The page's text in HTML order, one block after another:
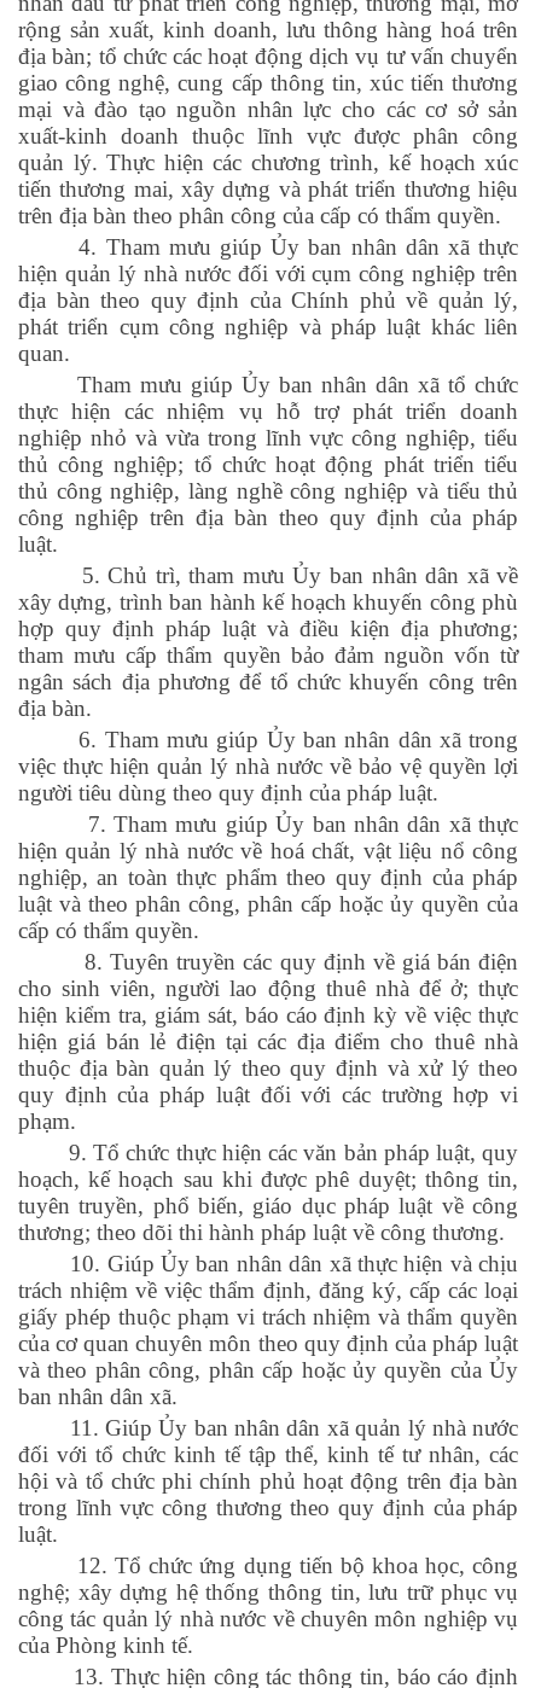
rộng sản xuất, kinh doanh, lưu thông hàng hoá trên
địa bàn; tổ chức các hoạt động dịch vụ tư vấn chuyển
giao công nghệ, cung cấp thông tin, xúc tiến thương
mại và đào tạo nguồn nhân lực cho các cơ sở sản
xuất-kinh doanh thuộc lĩnh vực được phân công
quản lý. Thực hiện các chương trình, kế hoạch xúc
tiến thương mai, xây dựng và phát triển thương hiệu
trên địa bàn theo phân công của cấp có thẩm quyền.
4. Tham mưu giúp Ủy ban nhân dân xã thực
hiện quản lý nhà nước đối với cụm công nghiệp trên
địa bàn theo quy định của Chính phủ về quản lý,
phát triển cụm công nghiệp và pháp luật khác liên
quan.
Tham mưu giúp Ủy ban nhân dân xã tổ chức
thực hiện các nhiệm vụ hỗ trợ phát triển doanh
nghiệp nhỏ và vừa trong lĩnh vực công nghiệp, tiểu
thủ công nghiệp; tổ chức hoạt động phát triển tiểu
thủ công nghiệp, làng nghề công nghiệp và tiểu thủ
công nghiệp trên địa bàn theo quy định của pháp
luật.
5. Chủ trì, tham mưu Ủy ban nhân dân xã về
xây dựng, trình ban hành kế hoạch khuyến công phù
hợp quy định pháp luật và điều kiện địa phương;
tham mưu cấp thẩm quyền bảo đảm nguồn vốn từ
ngân sách địa phương để tổ chức khuyến công trên
địa bàn.
6. Tham mưu giúp Ủy ban nhân dân xã trong
việc thực hiện quản lý nhà nước về bảo vệ quyền lợi
người tiêu dùng theo quy định của pháp luật.
7. Tham mưu giúp Ủy ban nhân dân xã thực
hiện quản lý nhà nước về hoá chất, vật liệu nổ công
nghiệp, an toàn thực phẩm theo quy định của pháp
luật và theo phân công, phân cấp hoặc ủy quyền của
cấp có thẩm quyền.
8. Tuyên truyền các quy định về giá bán điện
cho sinh viên, người lao động thuê nhà để ở; thực
hiện kiểm tra, giám sát, báo cáo định kỳ về việc thực
hiện giá bán lẻ điện tại các địa điểm cho thuê nhà
thuộc địa bàn quản lý theo quy định và xử lý theo
quy định của pháp luật đối với các trường hợp vi
phạm.
9. Tổ chức thực hiện các văn bản pháp luật, quy
hoạch, kế hoạch sau khi được phê duyệt; thông tin,
tuyên truyền, phổ biến, giáo dục pháp luật về công
thương; theo dõi thi hành pháp luật về công thương.
10. Giúp Ủy ban nhân dân xã thực hiện và chịu
trách nhiệm về việc thẩm định, đăng ký, cấp các loại
giấy phép thuộc phạm vi trách nhiệm và thẩm quyền
của cơ quan chuyên môn theo quy định của pháp luật
và theo phân công, phân cấp hoặc ủy quyền của Ủy
ban nhân dân xã.
11. Giúp Ủy ban nhân dân xã quản lý nhà nước
đối với tổ chức kinh tế tập thể, kinh tế tư nhân, các
hội và tổ chức phi chính phủ hoạt động trên địa bàn
trong lĩnh vực công thương theo quy định của pháp
luật.
12. Tổ chức ứng dụng tiến bộ khoa học, công
nghệ; xây dựng hệ thống thông tin, lưu trữ phục vụ
công tác quản lý nhà nước về chuyên môn nghiệp vụ
của Phòng kinh tế.
13. Thực hiện công tác thông tin, báo cáo định